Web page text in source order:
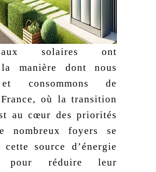
solaires ont
manière dont nous
consommons de
où la transition
au cœur des priorités
nombreux foyers se
source d’énergie
pour réduire leur